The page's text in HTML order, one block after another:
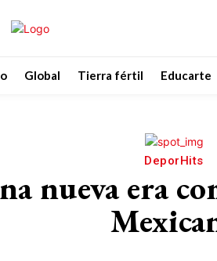
Global Tierra fértil Educarte
DeporHits
nueva era